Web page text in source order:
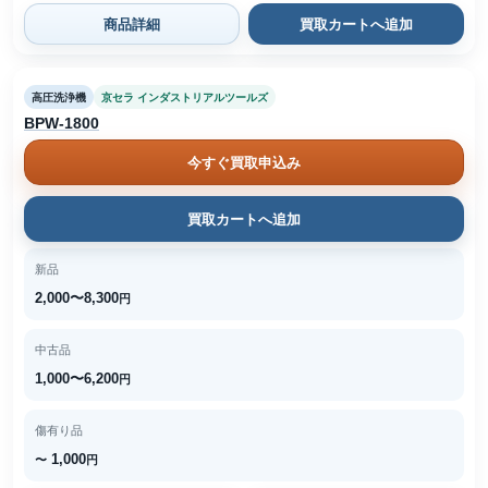
商品詳細 買取カートへ追加
高圧洗浄機 京セラ インダストリアルツールズ
BPW-1800
今すぐ買取申込み
買取カートへ追加
新品
2,000〜8,300円
中古品
1,000〜6,200円
傷有り品
〜 1,000円